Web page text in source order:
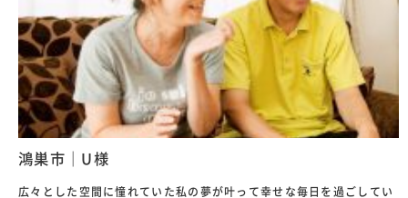
鴻巣市｜U様
広々とした空間に憧れていた私の夢が叶って幸せな毎日を過ごしてい